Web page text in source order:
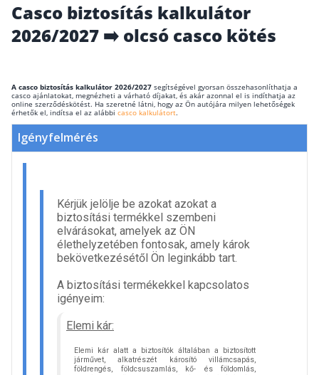
Kapcsolat
Wáberer Hungária Biztosító
Gépjárműs hírek
Casco biztosítás kalkulátor
2026/2027 ➡️ olcsó casco kötés
A casco biztosítás kalkulátor 2026/2027 segítségével gyorsan összehasonlíthatja a
casco ajánlatokat, megnézheti a várható díjakat, és akár azonnal el is indíthatja az
online szerződéskötést. Ha szeretné látni, hogy az Ön autójára milyen lehetőségek
érhetők el, indítsa el az alábbi casco kalkulátort.